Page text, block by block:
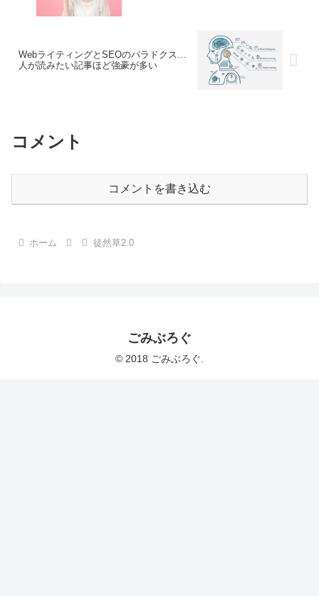
WebライティングとSEOのパラドクス…
人が読みたい記事ほど強豪が多い
コメント
コメントを書き込む
ホーム 徒然草2.0
ごみぶろぐ
© 2018 ごみぶろぐ.